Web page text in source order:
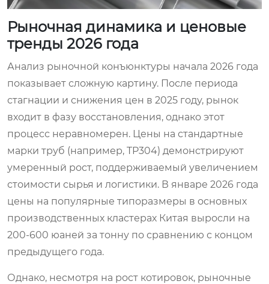
Рыночная динамика и ценовые
тренды 2026 года
Анализ рыночной конъюнктуры начала 2026 года
показывает сложную картину. После периода
стагнации и снижения цен в 2025 году, рынок
входит в фазу восстановления, однако этот
процесс неравномерен. Цены на стандартные
марки труб (например, TP304) демонстрируют
умеренный рост, поддерживаемый увеличением
стоимости сырья и логистики. В январе 2026 года
цены на популярные типоразмеры в основных
производственных кластерах Китая выросли на
200-600 юаней за тонну по сравнению с концом
предыдущего года.
Однако, несмотря на рост котировок, рыночные